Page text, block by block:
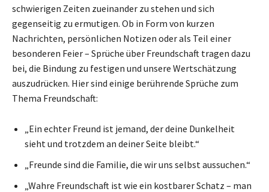
schwierigen Zeiten zueinander zu stehen und sich
gegenseitig zu ermutigen. Ob in Form von kurzen
Nachrichten, persönlichen Notizen oder als Teil einer
besonderen Feier – Sprüche über Freundschaft tragen dazu
bei, die Bindung zu festigen und unsere Wertschätzung
auszudrücken. Hier sind einige berührende Sprüche zum
Thema Freundschaft:
„Ein echter Freund ist jemand, der deine Dunkelheit
sieht und trotzdem an deiner Seite bleibt.“
„Freunde sind die Familie, die wir uns selbst aussuchen.“
„Wahre Freundschaft ist wie ein kostbarer Schatz – man